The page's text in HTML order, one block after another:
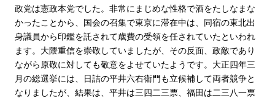
政党は憲政本党でした。非常にまじめな性格で酒をたしなまな
かったことから、国会の召集で東京に滞在中は、同宿の東北出
身議員から印鑑を託されて歳費の受領を任されていたといわれ
ます。大隈重信を崇敬していましたが、その反面、政敵であり
ながら原敬に対しても敬意をよせていたようです。大正四年三
月の総選挙には、日詰の平井六右衛門も立候補して両者競争と
なりましたが、結果は、平井は三四二三票、福田は二三八一票